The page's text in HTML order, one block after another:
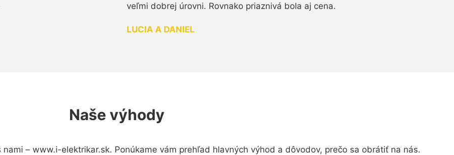
veľmi dobrej úrovni. Rovnako priaznivá bola aj cena.
LUCIA A DANIEL
Naše výhody
– www.i-elektrikar.sk. Ponúkame vám prehľad hlavných výhod a dôvodov, prečo sa obrátiť na nás.